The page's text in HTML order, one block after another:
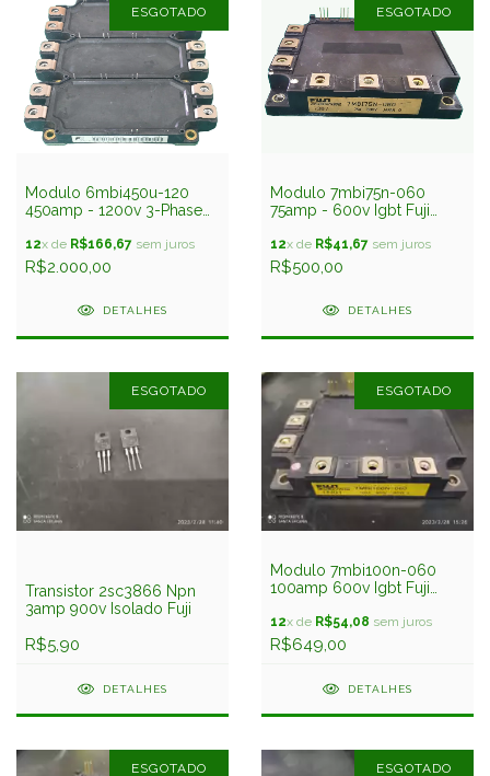
ESGOTADO
Modulo 6mbi450u-120
450amp - 1200v 3-Phase
12x de R$166,67 sem juros
R$2.000,00
DETALHES
ESGOTADO
Modulo 7mbi75n-060
75amp - 600v Igbt Fuji
12x de R$41,67 sem juros
R$500,00
DETALHES
ESGOTADO
Transistor 2sc3866 Npn
3amp 900v Isolado Fuji
R$5,90
DETALHES
ESGOTADO
Modulo 7mbi100n-060
100amp 600v Igbt Fuji
12x de R$54,08 sem juros
R$649,00
DETALHES
ESGOTADO ESGOTADO